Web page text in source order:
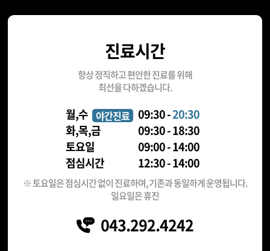
진료시간
항상 정직하고 편안한 진료를 위해
최선을 다하겠습니다.
월,수 야간진료 09:30 -20:30
화,목,금
09:30 - 18:30
토요일
09:00 - 14:00
점심시간
12:30 - 14:00
※ 토요일은 점심시간 없이 진료하며, 기존과 동일하게 운영됩니다.
일요일은 휴진
043.292.4242